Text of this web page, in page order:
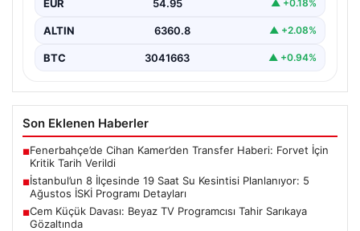
kapsamında…
EUR 54.95 ▲ +0.18%
ALTIN 6360.8 ▲ +2.08%
BTC 3041663 ▲ +0.94%
Son Eklenen Haberler
■Fenerbahçe’de Cihan Kamer’den Transfer Haberi: Forvet İçin
Kritik Tarih Verildi
■İstanbul’un 8 İlçesinde 19 Saat Su Kesintisi Planlanıyor: 5
Ağustos İSKİ Programı Detayları
■Cem Küçük Davası: Beyaz TV Programcısı Tahir Sarıkaya
Gözaltında